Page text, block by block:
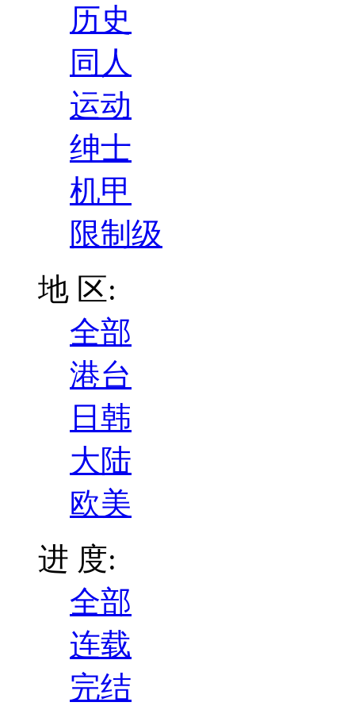
历史
同人
运动
绅士
机甲
限制级
地 区:
全部
港台
日韩
大陆
欧美
进 度:
全部
连载
完结